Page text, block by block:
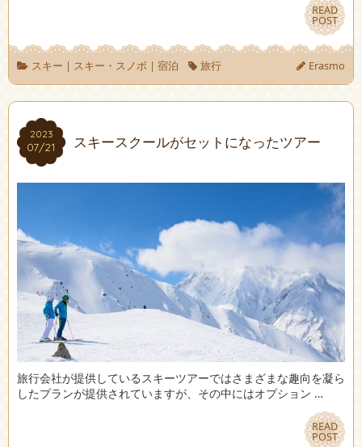
READ
POST
READ
POST
スキー | スキー・スノボ | 宿泊 旅行 Erasmo
2023
07/21
2023
07/21 スキースクールがセットになったツアー
旅行会社が提供しているスキーツアーではさまざまな趣向を凝ら
したプランが提供されていますが、その中にはオプション …
READ
POST
READ
POST